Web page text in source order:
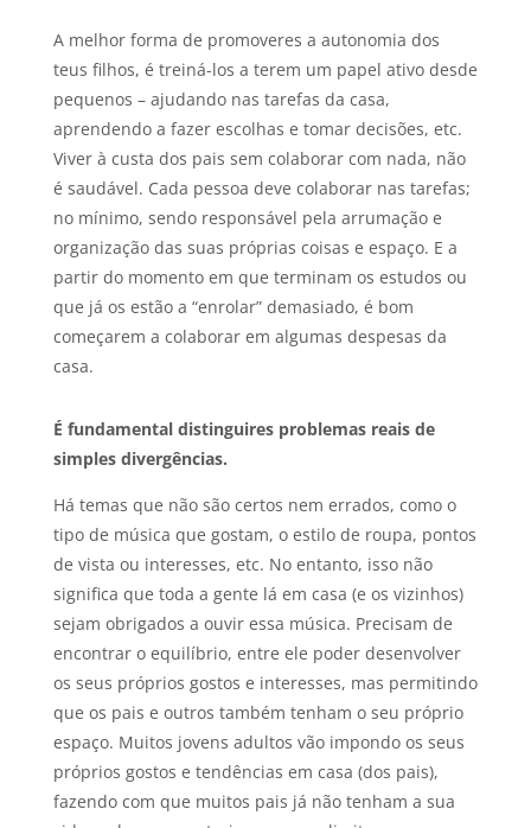
A melhor forma de promoveres a autonomia dos
teus filhos, é treiná-los a terem um papel ativo desde
pequenos – ajudando nas tarefas da casa,
aprendendo a fazer escolhas e tomar decisões, etc.
Viver à custa dos pais sem colaborar com nada, não
é saudável. Cada pessoa deve colaborar nas tarefas;
no mínimo, sendo responsável pela arrumação e
organização das suas próprias coisas e espaço. E a
partir do momento em que terminam os estudos ou
que já os estão a “enrolar” demasiado, é bom
começarem a colaborar em algumas despesas da
casa.
É fundamental distinguires problemas reais de
simples divergências.
Há temas que não são certos nem errados, como o
tipo de música que gostam, o estilo de roupa, pontos
de vista ou interesses, etc. No entanto, isso não
significa que toda a gente lá em casa (e os vizinhos)
sejam obrigados a ouvir essa música. Precisam de
encontrar o equilíbrio, entre ele poder desenvolver
os seus próprios gostos e interesses, mas permitindo
que os pais e outros também tenham o seu próprio
espaço. Muitos jovens adultos vão impondo os seus
próprios gostos e tendências em casa (dos pais),
fazendo com que muitos pais já não tenham a sua